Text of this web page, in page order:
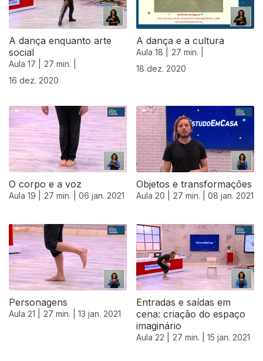
A dança enquanto arte
social
Aula 17 |
27 min. |
16 dez. 2020
A dança e a cultura
Aula 18 |
27 min. |
18 dez. 2020
O corpo e a voz
Aula 19 | 27 min. | 06 jan. 2021
Objetos e transformações
Aula 20 | 27 min. | 08 jan. 2021
Personagens
Aula 21 | 27 min. | 13 jan. 2021
Entradas e saídas em
cena: criação do espaço
imaginário
Aula 22 | 27 min. | 15 jan. 2021